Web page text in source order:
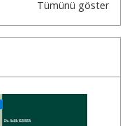
Tümünü göster